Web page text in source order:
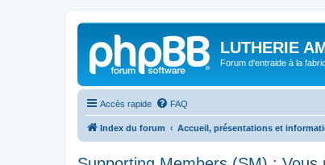
LUTHERIE
Forum d'entraide à la
Accès rapide FAQ
Index du forum Accueil, présentations et